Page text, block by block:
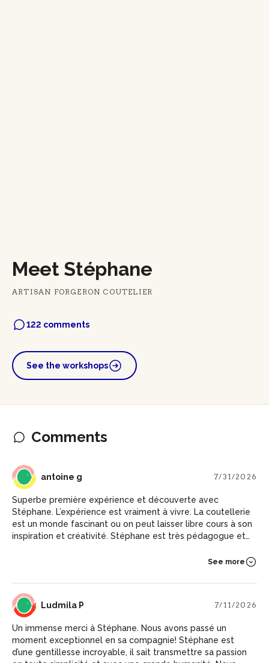
Meet Stéphane
ARTISAN FORGERON COUTELIER
122 comments
See the workshops
Comments
AG antoine g 7/31/2026
Superbe première expérience et découverte avec
Stéphane. L’expérience est vraiment à vivre. La coutellerie
est un monde fascinant ou on peut laisser libre cours à son
inspiration et créativité. Stéphane est très pédagogue et
See more
LP Ludmila P 7/11/2026
Un immense merci à Stéphane. Nous avons passé un
moment exceptionnel en sa compagnie! Stéphane est
d’une gentillesse incroyable, il sait transmettre sa passion